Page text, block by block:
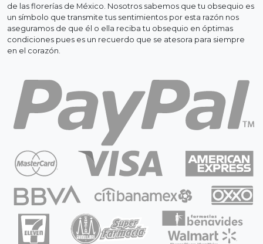
de las florerías de México. Nosotros sabemos que tu obsequio es
un símbolo que transmite tus sentimientos por esta razón nos
aseguramos de que él o ella reciba tu obsequio en óptimas
condiciones pues es un recuerdo que se atesora para siempre
en el corazón.